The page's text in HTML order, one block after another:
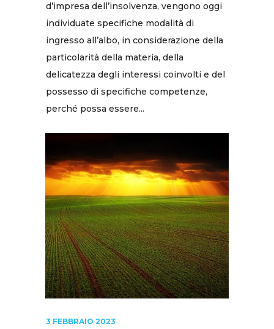
d’impresa dell’insolvenza, vengono oggi
individuate specifiche modalità di
ingresso all’albo, in considerazione della
particolarità della materia, della
delicatezza degli interessi coinvolti e del
possesso di specifiche competenze,
perché possa essere...
3 FEBBRAIO 2023